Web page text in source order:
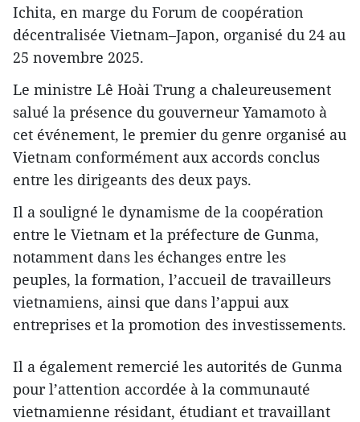
Ichita, en marge du Forum de coopération
décentralisée Vietnam–Japon, organisé du 24 au
25 novembre 2025.
Le ministre Lê Hoài Trung a chaleureusement
salué la présence du gouverneur Yamamoto à
cet événement, le premier du genre organisé au
Vietnam conformément aux accords conclus
entre les dirigeants des deux pays.
Il a souligné le dynamisme de la coopération
entre le Vietnam et la préfecture de Gunma,
notamment dans les échanges entre les
peuples, la formation, l’accueil de travailleurs
vietnamiens, ainsi que dans l’appui aux
entreprises et la promotion des investissements.
Il a également remercié les autorités de Gunma
pour l’attention accordée à la communauté
vietnamienne résidant, étudiant et travaillant